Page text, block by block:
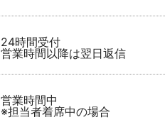
24時間受付
営業時間以降は翌日返信
営業時間中
※担当者着席中の場合